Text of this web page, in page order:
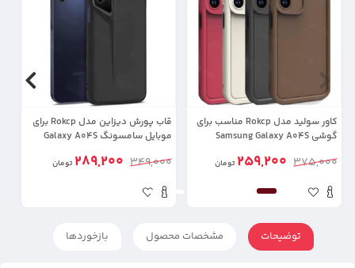
کاور سولید مدل Rokcp مناسب برای
گوشی Samsung Galaxy A04S
375,000
259,200 تومان
قاب پورش دیزاین مدل Rokcp برای
موبایل سامسونگ Galaxy A04S
349,000
289,200 تومان
توضیحات مشخصات محصول بازخوردها